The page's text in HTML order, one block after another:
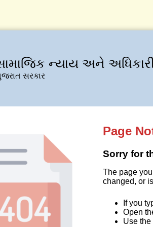
ન્યાય અને
સરકાર
Page
Sorry for
The page
changed, or
If you
Open
Use